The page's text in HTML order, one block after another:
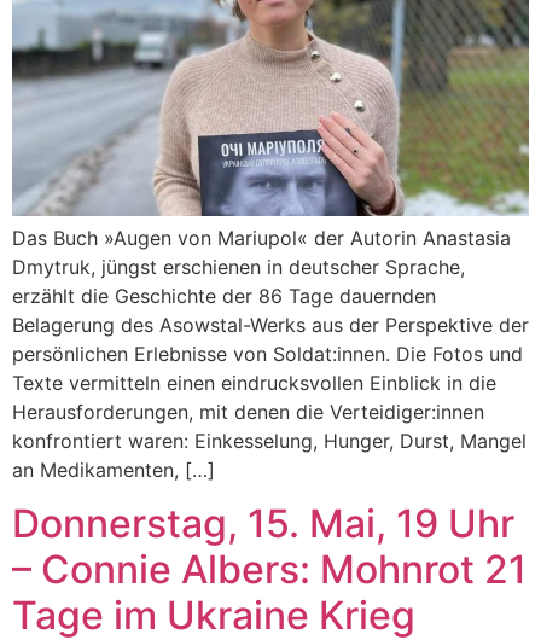
Das Buch »Augen von Mariupol« der Autorin Anastasia
Dmytruk, jüngst erschienen in deutscher Sprache,
erzählt die Geschichte der 86 Tage dauernden
Belagerung des Asowstal-Werks aus der Perspektive der
persönlichen Erlebnisse von Soldat:innen. Die Fotos und
Texte vermitteln einen eindrucksvollen Einblick in die
Herausforderungen, mit denen die Verteidiger:innen
konfrontiert waren: Einkesselung, Hunger, Durst, Mangel
an Medikamenten, […]
Donnerstag, 15. Mai, 19 Uhr
– Connie Albers: Mohnrot 21
Tage im Ukraine Krieg